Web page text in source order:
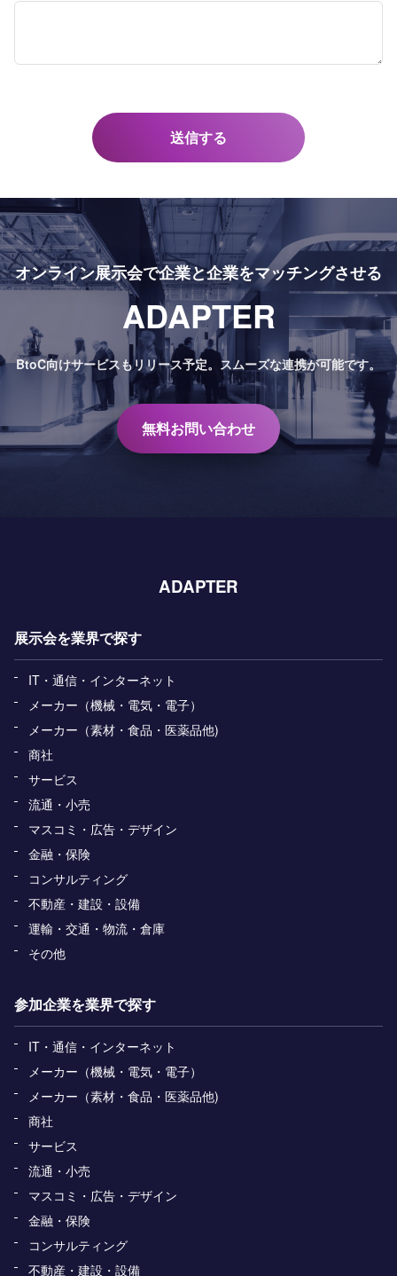
オンライン展示会で企業と企業をマッチングさせる
ADAPTER
BtoC向けサービスもリリース予定。 スムーズな連携が可能です。
無料お問い合わせ
ADAPTER
展示会を業界で探す
IT・通信・インターネット
メーカー（機械・電気・電子）
メーカー（素材・食品・医薬品他)
商社
サービス
流通・小売
マスコミ・広告・デザイン
金融・保険
コンサルティング
不動産・建設・設備
運輸・交通・物流・倉庫
その他
参加企業を業界で探す
IT・通信・インターネット
メーカー（機械・電気・電子）
メーカー（素材・食品・医薬品他)
商社
サービス
流通・小売
マスコミ・広告・デザイン
金融・保険
コンサルティング
不動産・建設・設備